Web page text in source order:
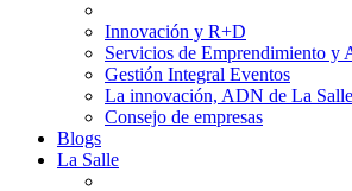
Innovación y R+D
Servicios de Emprendimiento y
Gestión Integral Eventos
La innovación, ADN de La Salle
Consejo de empresas
Blogs
La Salle